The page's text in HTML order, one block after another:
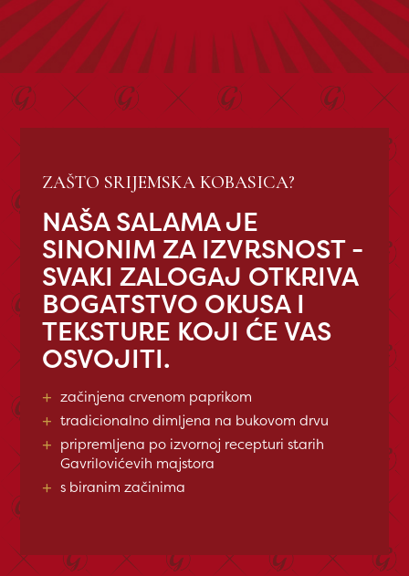
ZAŠTO SRIJEMSKA KOBASICA?
NAŠA SALAMA JE
SINONIM ZA IZVRSNOST -
SVAKI ZALOGAJ OTKRIVA
BOGATSTVO OKUSA I
TEKSTURE KOJI ĆE VAS
OSVOJITI.
+ začinjena crvenom paprikom
+ tradicionalno dimljena na bukovom drvu
+ pripremljena po izvornoj recepturi starih
Gavrilovićevih majstora
+ s biranim začinima